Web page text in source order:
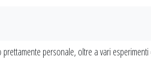
prettamente personale, oltre a vari